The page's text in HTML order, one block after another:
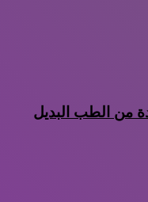
من الطب البديل